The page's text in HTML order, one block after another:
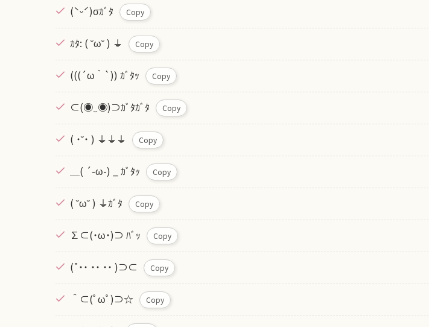
(ˋᵕˊ)σｶﾞﾀ Copy
ｶﾀ: ( ˘ω˘ ) ⏚ Copy
(((´ω｀`)) ｶﾞﾀｯ Copy
⊂(◉‿◉)⊃ｶﾞﾀｶﾞﾀ Copy
( ˙˘˙ ) ⏚⏚⏚ Copy
＿( ´-ω-) _ ｶﾞﾀｯ Copy
( ˘ω˘ ) ⏚ｶﾞﾀ Copy
∑⊂(˙ω˙)⊃ ﾊﾞｯ Copy
( ͒ ˙˙ ˙˙ ˙˙ )⊃⊂ Copy
＾⊂(ﾟωﾟ)⊃☆ Copy